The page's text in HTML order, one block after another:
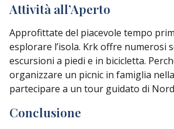
Attività all’Aperto
Approfittate del piacevole tempo
esplorare l’isola. Krk offre numerosi
escursioni a piedi e in bicicletta.
organizzare un picnic in famiglia
partecipare a un tour guidato di
Conclusione